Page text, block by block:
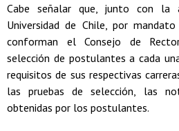
Cabe señalar que, junto con la
Universidad de Chile, por
conforman el Consejo de
selección de postulantes a cada
requisitos de sus respectivas
las pruebas de selección, las
obtenidas por los postulantes.